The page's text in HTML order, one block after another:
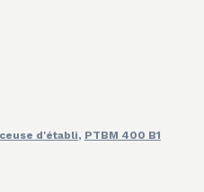
d'établi, PTBM 400 B1